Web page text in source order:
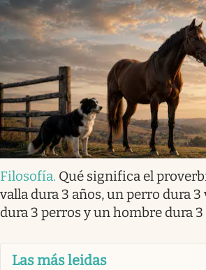
Filosofía. Qué significa el
valla dura 3 años, un perro dura 3
dura 3 perros y un hombre dura 3
Las más leidas